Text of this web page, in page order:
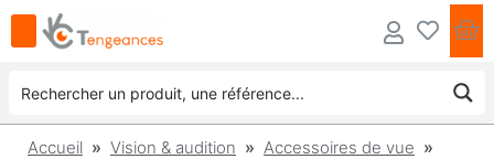
Accueil » Vision & audition » Accessoires de vue »